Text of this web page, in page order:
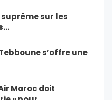
sur les
s’offre une
Maroc doit